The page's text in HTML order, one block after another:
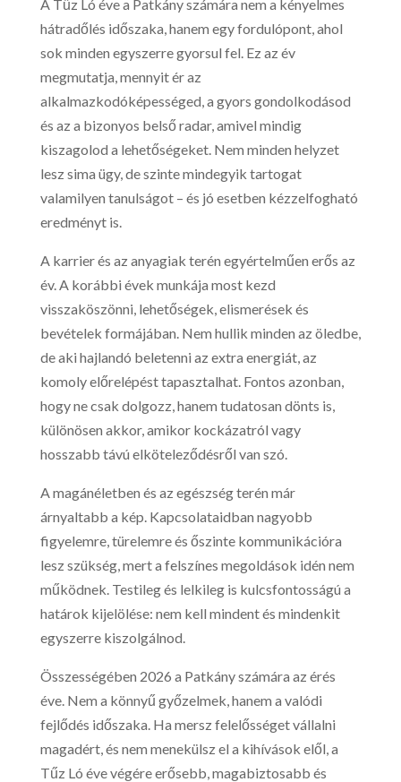
A Tűz Ló éve a Patkány számára nem a kényelmes
hátradőlés időszaka, hanem egy fordulópont, ahol
sok minden egyszerre gyorsul fel. Ez az év
megmutatja, mennyit ér az
alkalmazkodóképességed, a gyors gondolkodásod
és az a bizonyos belső radar, amivel mindig
kiszagolod a lehetőségeket. Nem minden helyzet
lesz sima ügy, de szinte mindegyik tartogat
valamilyen tanulságot – és jó esetben kézzelfogható
eredményt is.
A karrier és az anyagiak terén egyértelműen erős az
év. A korábbi évek munkája most kezd
visszaköszönni, lehetőségek, elismerések és
bevételek formájában. Nem hullik minden az öledbe,
de aki hajlandó beletenni az extra energiát, az
komoly előrelépést tapasztalhat. Fontos azonban,
hogy ne csak dolgozz, hanem tudatosan dönts is,
különösen akkor, amikor kockázatról vagy
hosszabb távú elköteleződésről van szó.
A magánéletben és az egészség terén már
árnyaltabb a kép. Kapcsolataidban nagyobb
figyelemre, türelemre és őszinte kommunikációra
lesz szükség, mert a felszínes megoldások idén nem
működnek. Testileg és lelkileg is kulcsfontosságú a
határok kijelölése: nem kell mindent és mindenkit
egyszerre kiszolgálnod.
Összességében 2026 a Patkány számára az érés
éve. Nem a könnyű győzelmek, hanem a valódi
fejlődés időszaka. Ha mersz felelősséget vállalni
magadért, és nem menekülsz el a kihívások elől, a
Tűz Ló éve végére erősebb, magabiztosabb és